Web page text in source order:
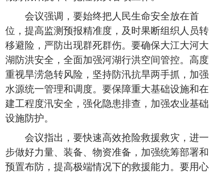
会议强调，要始终把人民生命安全放在首
位，提高监测预报精准度，及时果断组织人员转
移避险，严防出现群死群伤。要确保大江大河大
湖防洪安全，全面加强河湖行洪空间管控。高度
重视旱涝急转风险，坚持防汛抗旱两手抓，加强
水源统一管理和调度。要保障重大基础设施和在
建工程度汛安全，强化隐患排查，加强农业基础
设施防护。
会议指出，要快速高效抢险救援救灾，进一
步做好力量、装备、物资准备，加强统筹部署和
预置布防，提高极端情况下的救援能力。要用心